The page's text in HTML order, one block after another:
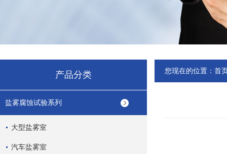
产品分类
盐雾腐蚀试验系列
大型盐雾室
汽车盐雾室
您现在的位置： 首